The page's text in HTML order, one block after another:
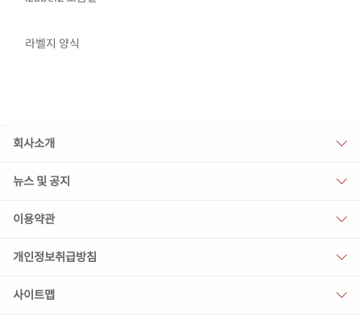
라벨지 양식
회사소개
뉴스 및 공지
이용약관
개인정보취급방침
사이트맵